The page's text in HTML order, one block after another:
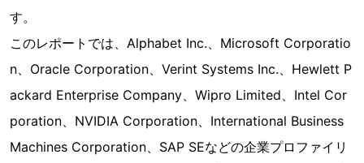
す。
このレポートでは、Alphabet Inc.、Microsoft Corporatio
n、Oracle Corporation、Verint Systems Inc.、Hewlett P
ackard Enterprise Company、Wipro Limited、Intel Cor
poration、NVIDIA Corporation、International Business
Machines Corporation、SAP SEなどの企業プロファイリ